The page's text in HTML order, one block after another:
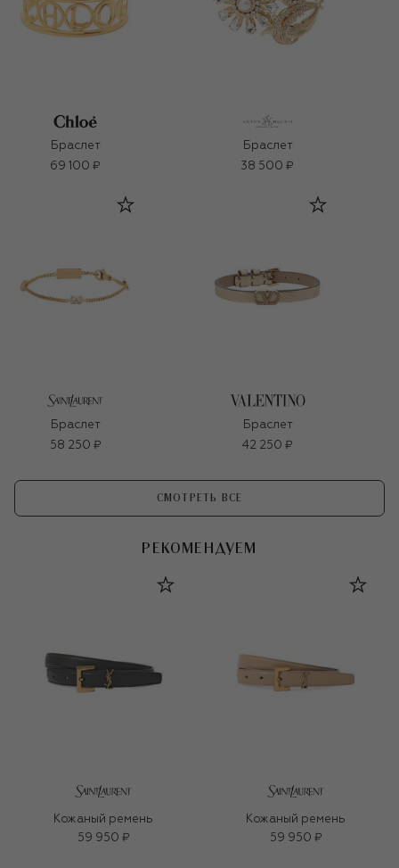
Браслет
69 100 ₽
Браслет
38 500 ₽
Браслет
58 250 ₽
Браслет
42 250 ₽
СМОТРЕТЬ ВСЕ
РЕКОМЕНДУЕМ
Кожаный ремень
59 950 ₽
Кожаный ремень
59 950 ₽